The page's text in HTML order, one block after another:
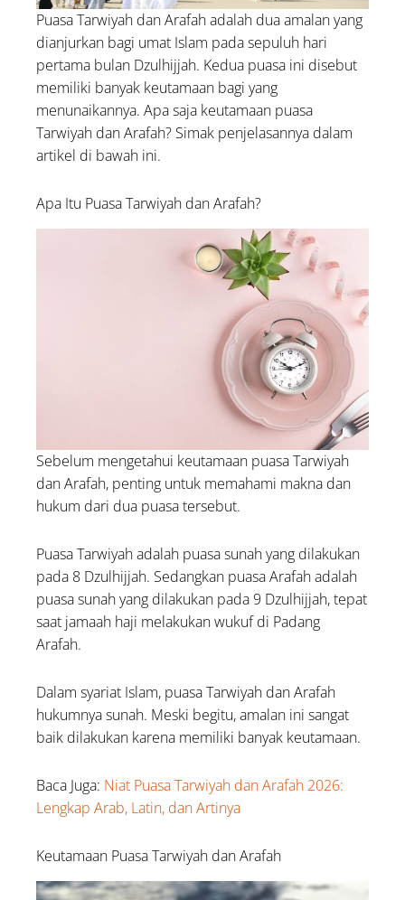
Puasa Tarwiyah dan Arafah adalah dua amalan yang
dianjurkan bagi umat Islam pada sepuluh hari
pertama bulan Dzulhijjah. Kedua puasa ini disebut
memiliki banyak keutamaan bagi yang
menunaikannya. Apa saja keutamaan puasa
Tarwiyah dan Arafah? Simak penjelasannya dalam
artikel di bawah ini.
Apa Itu Puasa Tarwiyah dan Arafah?
Sebelum mengetahui keutamaan puasa Tarwiyah
dan Arafah, penting untuk memahami makna dan
hukum dari dua puasa tersebut.
Puasa Tarwiyah adalah puasa sunah yang dilakukan
pada 8 Dzulhijjah. Sedangkan puasa Arafah adalah
puasa sunah yang dilakukan pada 9 Dzulhijjah, tepat
saat jamaah haji melakukan wukuf di Padang
Arafah.
Dalam syariat Islam, puasa Tarwiyah dan Arafah
hukumnya sunah. Meski begitu, amalan ini sangat
baik dilakukan karena memiliki banyak keutamaan.
Baca Juga: Niat Puasa Tarwiyah dan Arafah 2026:
Lengkap Arab, Latin, dan Artinya
Keutamaan Puasa Tarwiyah dan Arafah